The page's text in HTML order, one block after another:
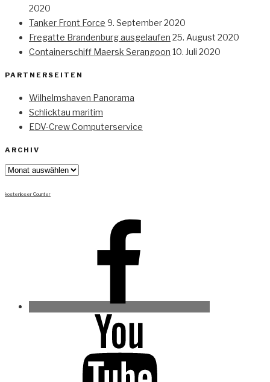
2020
Tanker Front Force 9. September 2020
Fregatte Brandenburg ausgelaufen 25. August 2020
Containerschiff Maersk Serangoon 10. Juli 2020
PARTNERSEITEN
Wilhelmshaven Panorama
Schlicktau maritim
EDV-Crew Computerservice
ARCHIV
Archiv
kostenloser Counter